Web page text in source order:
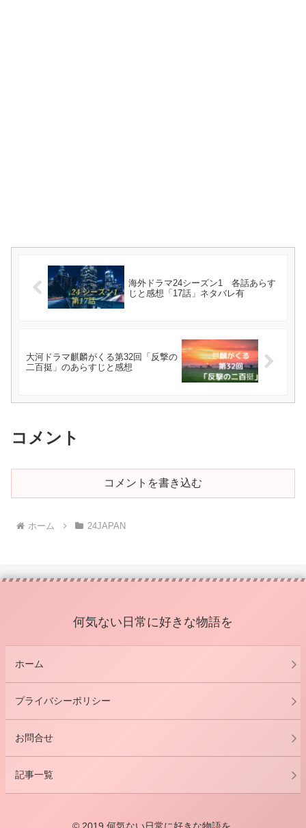
海外ドラマ24シーズン1 各話あらす
じと感想「17話」ネタバレ有
大河ドラマ麒麟がくる第32回「反撃の
二百挺」のあらすじと感想
コメント
コメントを書き込む
ホーム 24JAPAN
何気ない日常に好きな物語を
ホーム
プライバシーポリシー
お問合せ
記事一覧
© 2019 何気ない日常に好きな物語を.